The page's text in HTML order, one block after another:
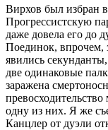
Вирхов был избран
Прогрессистскую
даже довела его до
Поединок, впрочем,
явились
две одинаковые
заражена
одну из них. Я же
Канцлер от дуэли